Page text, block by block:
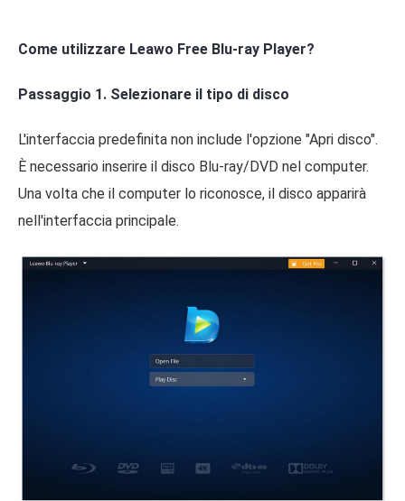
Come utilizzare Leawo Free Blu-ray Player?
Passaggio 1. Selezionare il tipo di disco
L'interfaccia predefinita non include l'opzione "Apri disco".
È necessario inserire il disco Blu-ray/DVD nel computer.
Una volta che il computer lo riconosce, il disco apparirà
nell'interfaccia principale.